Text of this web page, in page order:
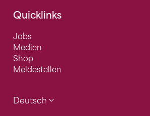
Quicklinks
Jobs
Medien
Shop
Meldestellen
Deutsch